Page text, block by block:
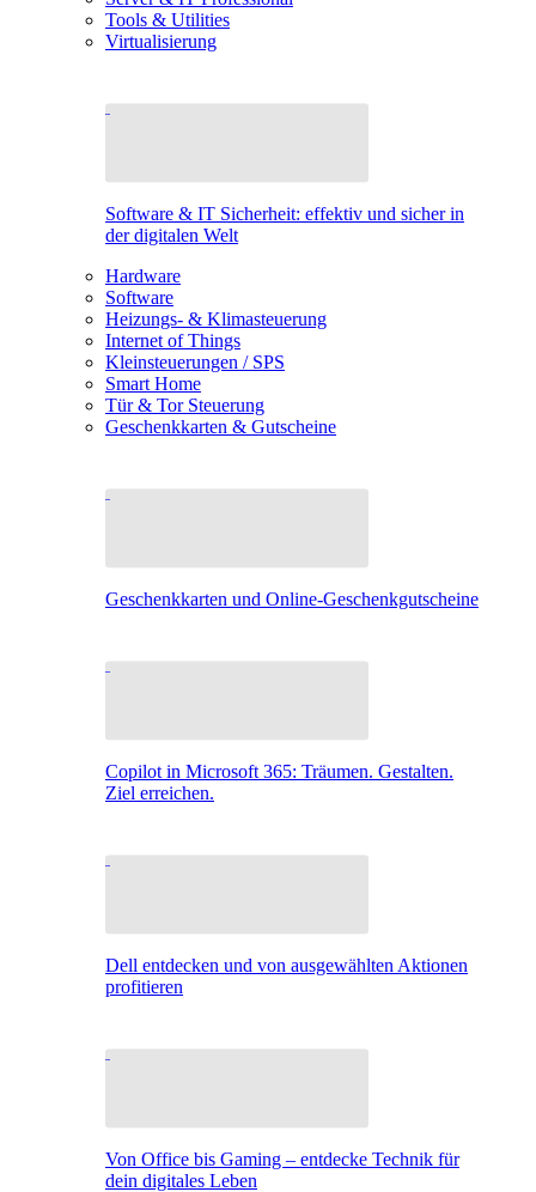
Tools & Utilities
Virtualisierung
Software & IT Sicherheit: effektiv und sicher in
der digitalen Welt
Hardware
Software
Heizungs- & Klimasteuerung
Internet of Things
Kleinsteuerungen / SPS
Smart Home
Tür & Tor Steuerung
Geschenkkarten & Gutscheine
Geschenkkarten und Online-Geschenkgutscheine
Copilot in Microsoft 365: Träumen. Gestalten.
Ziel erreichen.
Dell entdecken und von ausgewählten Aktionen
profitieren
Von Office bis Gaming – entdecke Technik für
dein digitales Leben